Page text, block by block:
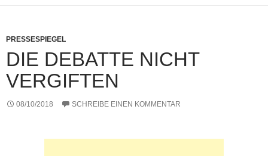
o
k
p
er k
PRESSESPIEGEL
DIE DEBATTE NICHT
VERGIFTEN
08/10/2018 SCHREIBE EINEN KOMMENTAR